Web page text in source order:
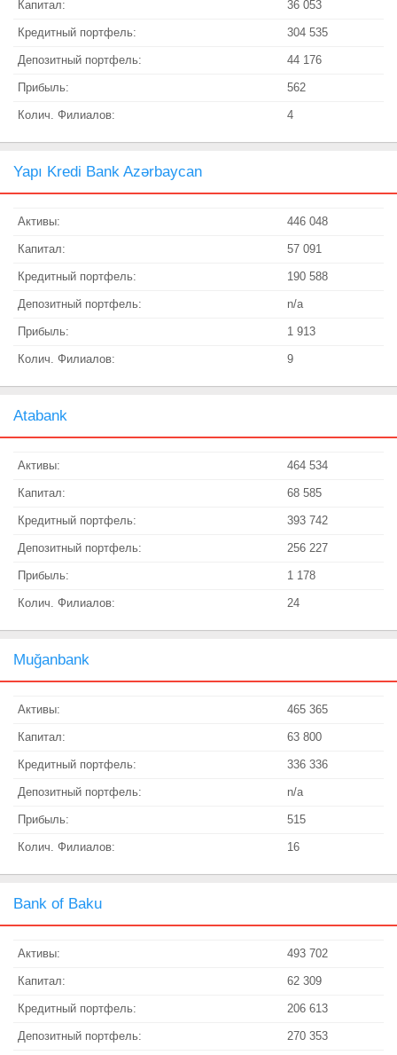
Капитал: 36 053
Кредитный портфель: 304 535
Депозитный портфель: 44 176
Прибыль: 562
Колич. Филиалов: 4
Yapı Kredi Bank Azərbaycan
Активы: 446 048
Капитал: 57 091
Кредитный портфель: 190 588
Депозитный портфель: n/a
Прибыль: 1 913
Колич. Филиалов: 9
Atabank
Активы: 464 534
Капитал: 68 585
Кредитный портфель: 393 742
Депозитный портфель: 256 227
Прибыль: 1 178
Колич. Филиалов: 24
Muğanbank
Активы: 465 365
Капитал: 63 800
Кредитный портфель: 336 336
Депозитный портфель: n/a
Прибыль: 515
Колич. Филиалов: 16
Bank of Baku
Активы: 493 702
Капитал: 62 309
Кредитный портфель: 206 613
Депозитный портфель: 270 353